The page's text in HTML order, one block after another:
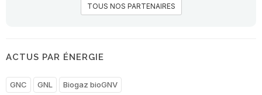
TOUS NOS PARTENAIRES
ACTUS PAR ÉNERGIE
GNC GNL Biogaz bioGNV